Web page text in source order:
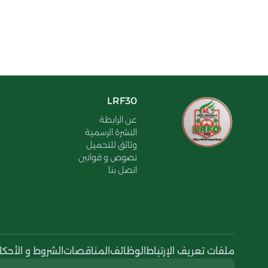
LRF30
عن الرابطة
النشرة الرسمية
وثائق للتحميل
نصوص و قوانين
اتصل بنا
ملفات تعريف الإرتباط الوظائف المناقصات الشروط و